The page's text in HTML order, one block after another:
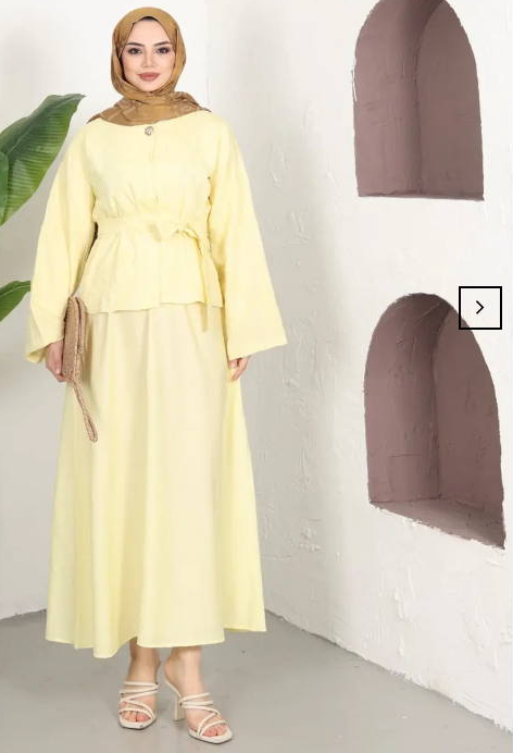
MODAL YAZLIK KUMAŞ DİKİŞ DETAYLI ETEKLİ TAKIM
₺ 999.99
₺ 999.00
₺ 799.00